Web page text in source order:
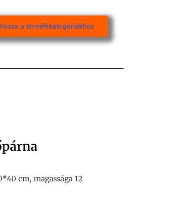
a termékkategóriákhoz
cm, magassága 12